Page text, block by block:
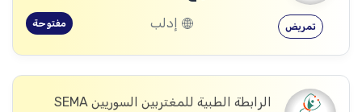
تمريض إدلب مفتوحة
الرابطة الطبية للمغتربين السوريين SEMA